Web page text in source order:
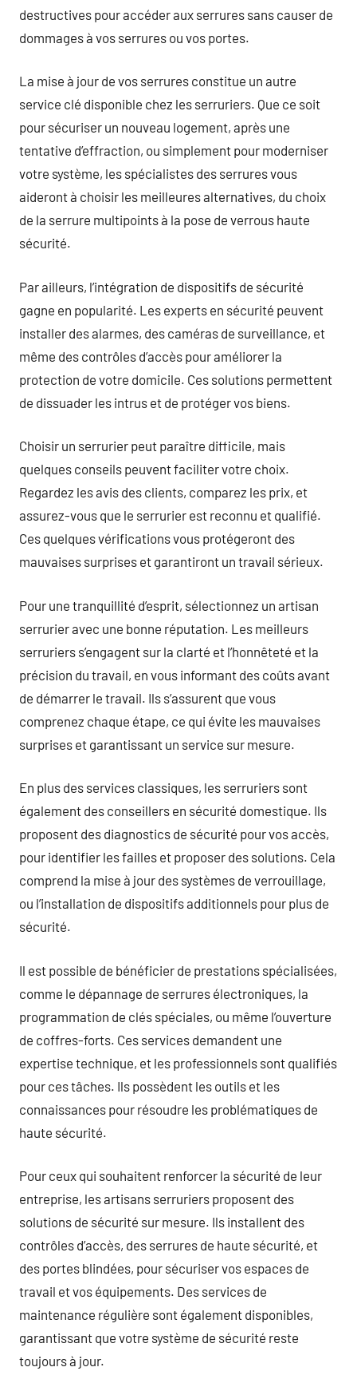
destructives pour accéder aux serrures sans causer de
dommages à vos serrures ou vos portes.
La mise à jour de vos serrures constitue un autre
service clé disponible chez les serruriers. Que ce soit
pour sécuriser un nouveau logement, après une
tentative d’effraction, ou simplement pour moderniser
votre système, les spécialistes des serrures vous
aideront à choisir les meilleures alternatives, du choix
de la serrure multipoints à la pose de verrous haute
sécurité.
Par ailleurs, l’intégration de dispositifs de sécurité
gagne en popularité. Les experts en sécurité peuvent
installer des alarmes, des caméras de surveillance, et
même des contrôles d’accès pour améliorer la
protection de votre domicile. Ces solutions permettent
de dissuader les intrus et de protéger vos biens.
Choisir un serrurier peut paraître difficile, mais
quelques conseils peuvent faciliter votre choix.
Regardez les avis des clients, comparez les prix, et
assurez-vous que le serrurier est reconnu et qualifié.
Ces quelques vérifications vous protégeront des
mauvaises surprises et garantiront un travail sérieux.
Pour une tranquillité d’esprit, sélectionnez un artisan
serrurier avec une bonne réputation. Les meilleurs
serruriers s’engagent sur la clarté et l’honnêteté et la
précision du travail, en vous informant des coûts avant
de démarrer le travail. Ils s’assurent que vous
comprenez chaque étape, ce qui évite les mauvaises
surprises et garantissant un service sur mesure.
En plus des services classiques, les serruriers sont
également des conseillers en sécurité domestique. Ils
proposent des diagnostics de sécurité pour vos accès,
pour identifier les failles et proposer des solutions. Cela
comprend la mise à jour des systèmes de verrouillage,
ou l’installation de dispositifs additionnels pour plus de
sécurité.
Il est possible de bénéficier de prestations spécialisées,
comme le dépannage de serrures électroniques, la
programmation de clés spéciales, ou même l’ouverture
de coffres-forts. Ces services demandent une
expertise technique, et les professionnels sont qualifiés
pour ces tâches. Ils possèdent les outils et les
connaissances pour résoudre les problématiques de
haute sécurité.
Pour ceux qui souhaitent renforcer la sécurité de leur
entreprise, les artisans serruriers proposent des
solutions de sécurité sur mesure. Ils installent des
contrôles d’accès, des serrures de haute sécurité, et
des portes blindées, pour sécuriser vos espaces de
travail et vos équipements. Des services de
maintenance régulière sont également disponibles,
garantissant que votre système de sécurité reste
toujours à jour.